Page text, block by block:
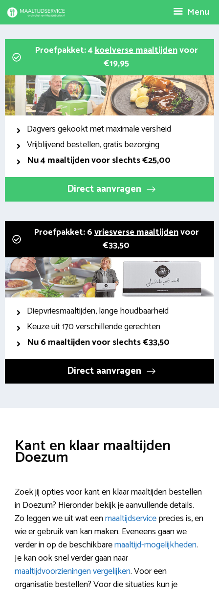
Spring
naar
Menu
Proefpakket: 4koelverse maaltijdenvoor
€19,95
Dagvers gekookt met maximale versheid
Vrijblijvend bestellen, gratis bezorging
Nu4 maaltijden voor slechts €25,00
Direct aanvragen
Proefpakket: 6vriesverse maaltijdenvoor
€33,50
Diepvriesmaaltijden, lange houdbaarheid
Keuze uit 170 verschillende gerechten
Nu 6 maaltijden voor slechts €33,50
Direct aanvragen
Kant en klaar maaltijden
Doezum
Zoek jij opties voor kant en klaar maaltijden bestellen
in Doezum? Hieronder bekijk je aanvullende details.
Zo leggen we uit wat eenmaaltijdserviceprecies is, en
wie er gebruik van kan maken. Eveneens gaan we
verder in op de beschikbaremaaltijd-mogelijkheden.
Je kan ook snel verder gaan naar
maaltijdvoorzieningen vergelijken. Voor een
organisatie bestellen? Voor die situaties kun je